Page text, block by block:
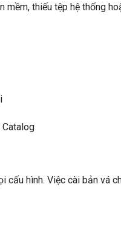
thiếu tệp hệ thống
cấu hình. Việc cài bản vá